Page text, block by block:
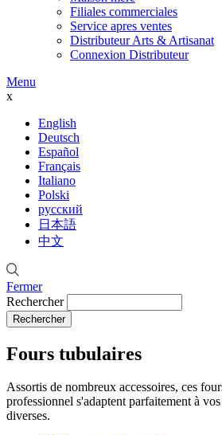
Filiales commerciales
Service apres ventes
Distributeur Arts & Artisanat
Connexion Distributeur
Menu
x
English
Deutsch
Español
Français
Italiano
Polski
русский
日本語
中文
Fermer
Rechercher
Fours tubulaires
Assortis de nombreux accessoires, ces
professionnel s'adaptent parfaitement à
diverses.